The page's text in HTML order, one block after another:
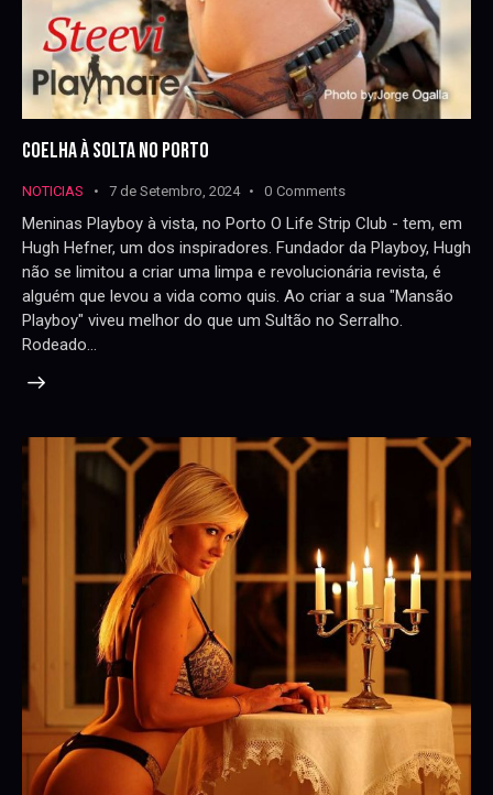
COELHA À SOLTA NO PORTO
NOTICIAS 7 de Setembro, 2024 0 Comments
Meninas Playboy à vista, no Porto O Life Strip Club - tem, em
Hugh Hefner, um dos inspiradores. Fundador da Playboy, Hugh
não se limitou a criar uma limpa e revolucionária revista, é
alguém que levou a vida como quis. Ao criar a sua "Mansão
Playboy" viveu melhor do que um Sultão no Serralho.
Rodeado…